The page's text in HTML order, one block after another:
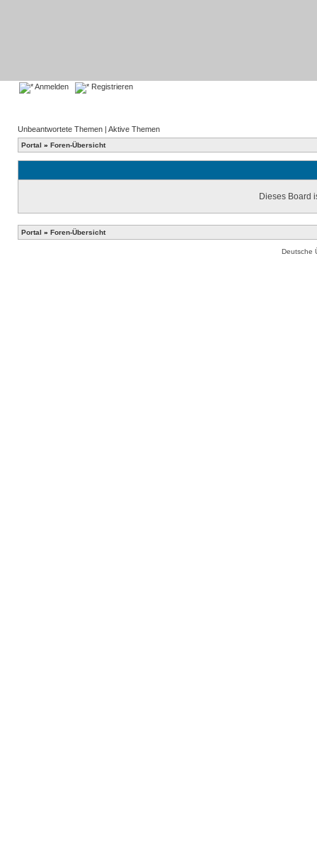
Anmelden Registrieren
Unbeantwortete Themen | Aktive Themen
Portal » Foren-Übersicht
Dieses Board
Portal » Foren-Übersicht
Deutsche